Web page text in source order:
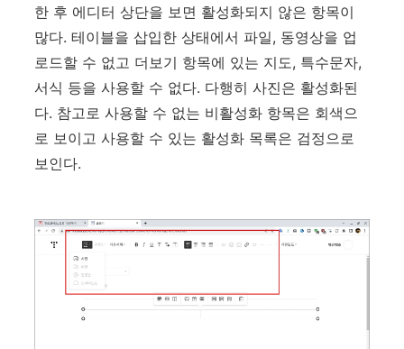
한 후 에디터 상단을 보면 활성화되지 않은 항목이
많다. 테이블을 삽입한 상태에서 파일, 동영상을 업
로드할 수 없고 더보기 항목에 있는 지도, 특수문자,
서식 등을 사용할 수 없다. 다행히 사진은 활성화된
다. 참고로 사용할 수 없는 비활성화 항목은 회색으
로 보이고 사용할 수 있는 활성화 목록은 검정으로
보인다.